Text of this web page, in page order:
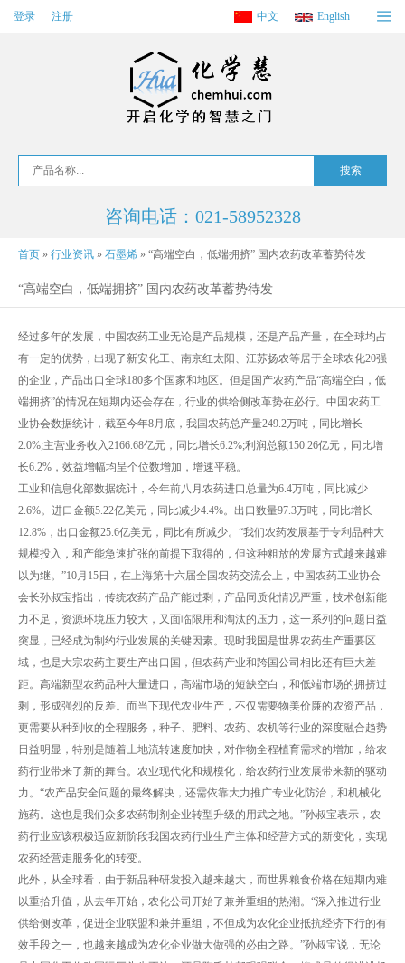
登录 注册 中文 English
咨询电话：021-58952328
首页 » 行业资讯 » 石墨烯 » “高端空白，低端拥挤” 国内农药改革蓄势待发
“高端空白，低端拥挤” 国内农药改革蓄势待发
经过多年的发展，中国农药工业无论是产品规模，还是产品产量，在全球均占
有一定的优势，出现了新安化工、南京红太阳、江苏扬农等居于全球农化20强
的企业，产品出口全球180多个国家和地区。但是国产农药产品“高端空白，低
端拥挤”的情况在短期内还会存在，行业的供给侧改革势在必行。中国农药工
业协会数据统计，截至今年8月底，我国农药总产量249.2万吨，同比增长
2.0%;主营业务收入2166.68亿元，同比增长6.2%;利润总额150.26亿元，同比增
长6.2%，效益增幅均呈个位数增加，增速平稳。
工业和信息化部数据统计，今年前八月农药进口总量为6.4万吨，同比减少
2.6%。进口金额5.22亿美元，同比减少4.4%。出口数量97.3万吨，同比增长
12.8%，出口金额25.6亿美元，同比有所减少。“我们农药发展基于专利品种大
规模投入，和产能急速扩张的前提下取得的，但这种粗放的发展方式越来越难
以为继。”10月15日，在上海第十六届全国农药交流会上，中国农药工业协会
会长孙叔宝指出，传统农药产品产能过剩，产品同质化情况严重，技术创新能
力不足，资源环境压力较大，又面临限用和淘汰的压力，这一系列的问题日益
突显，已经成为制约行业发展的关键因素。现时我国是世界农药生产重要区
域，也是大宗农药主要生产出口国，但农药产业和跨国公司相比还有巨大差
距。高端新型农药品种大量进口，高端市场的短缺空白，和低端市场的拥挤过
剩，形成强烈的反差。而当下现代农业生产，不仅需要物美价廉的农资产品，
更需要从种到收的全程服务，种子、肥料、农药、农机等行业的深度融合趋势
日益明显，特别是随着土地流转速度加快，对作物全程植育需求的增加，给农
药行业带来了新的舞台。农业现代化和规模化，给农药行业发展带来新的驱动
力。“农产品安全问题的最终解决，还需依靠大力推广专业化防治，和机械化
施药。这也是我们众多农药制剂企业转型升级的用武之地。”孙叔宝表示，农
药行业应该积极适应新阶段我国农药行业生产主体和经营方式的新变化，实现
农药经营走服务化的转变。
此外，从全球看，由于新品种研发投入越来越大，而世界粮食价格在短期内难
以重拾升值，从去年开始，农化公司开始了兼并重组的热潮。“深入推进行业
供给侧改革，促进企业联盟和兼并重组，不但成为农化企业抵抗经济下行的有
效手段之一，也越来越成为农化企业做大做强的必由之路。”孙叔宝说，无论